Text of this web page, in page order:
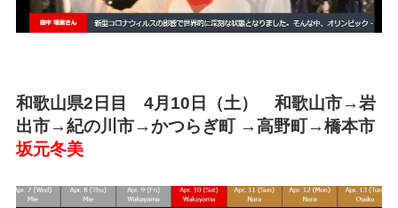
和歌山県2日目 4月10日（土） 和歌山市→岩
出市→紀の川市→かつらぎ町 →高野町→橋本市
坂元冬美